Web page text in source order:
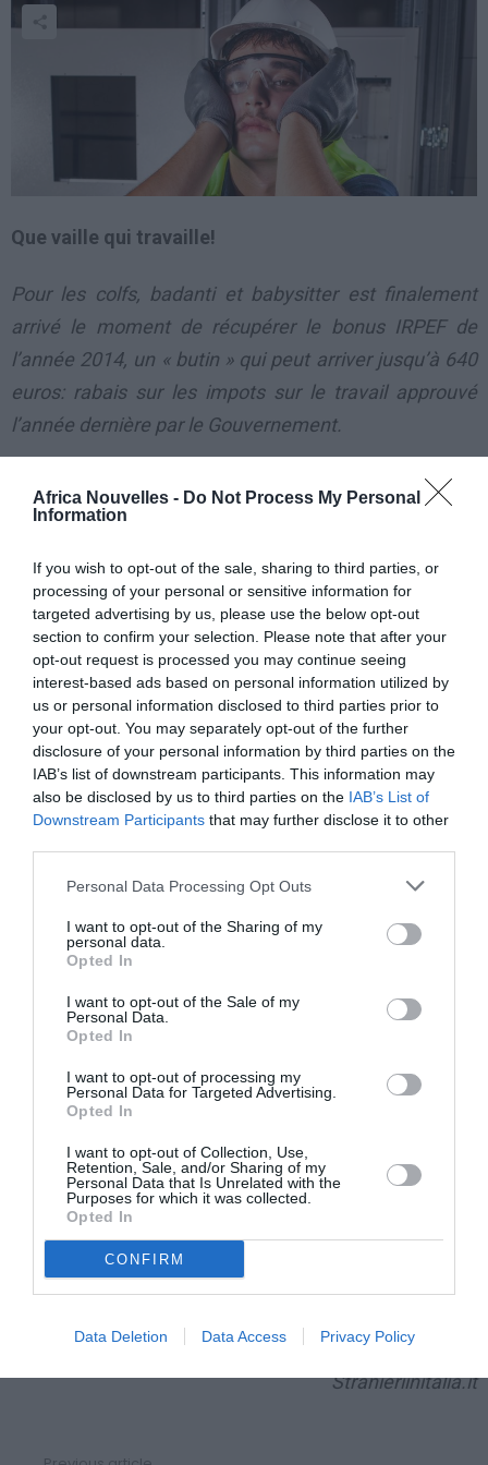
Africa Nouvelles - Do Not Process My Personal
Information
If you wish to opt-out of the sale, sharing to third parties, or
processing of your personal or sensitive information for
targeted advertising by us, please use the below opt-out
section to confirm your selection. Please note that after your
opt-out request is processed you may continue seeing
interest-based ads based on personal information utilized by
us or personal information disclosed to third parties prior to
your opt-out. You may separately opt-out of the further
disclosure of your personal information by third parties on the
IAB’s list of downstream participants. This information may
also be disclosed by us to third parties on the IAB’s List of
Downstream Participants that may further disclose it to other
Personal Data Processing Opt Outs
I want to opt-out of the Sharing of my
personal data.
Opted In
I want to opt-out of the Sale of my
Personal Data.
Opted In
I want to opt-out of processing my
Personal Data for Targeted Advertising.
Opted In
I want to opt-out of Collection, Use,
Retention, Sale, and/or Sharing of my
Personal Data that Is Unrelated with the
Purposes for which it was collected.
Opted In
CONFIRM
Data Deletion Data Access Privacy Policy
Que vaille qui travaille!
Pour les colfs, badanti et babysitter est finalement
arrivé le moment de récupérer le bonus IRPEF de
l’année 2014, un « butin » qui peut arriver jusqu’à 640
euros: rabais sur les impots sur le travail approuvé
l’année dernière par le Gouvernement.
Les autres travailleurs
salariés (
mensuellent, dans le
bulletin de paie. Les
entreprises sont en effet
des “substitus d’impots »,
c’est-à-dire qu’elles retiennent les impots du salaire
au compte de l’Etat.
Le discours change dans le secteur domestique où
les employeurs ne sont pas des substituts d’impots.
Le bonus pour les travailleurs domestiques (colfs,
badanti e baby-sitters) a donc été renvoyé à la
déclaration des revenus.
En remplissant le «Modello 730» (Formulaire 730), les
travailleurs domestiques devront déclarer combien
ils ont gagné au cours de l’année 2014, présentant le
certificats des rétributions que doivent
obligatoirement délivrer les employeurs.
A ce point, il sera possible de comprendre s’ils ont
droit au bonus.
REMARQUE:Le bonus revient à qui a perçu, en 2014,
un revenu total entre 8.000 euros et 26.000 euros…
Stranieriinitalia.it